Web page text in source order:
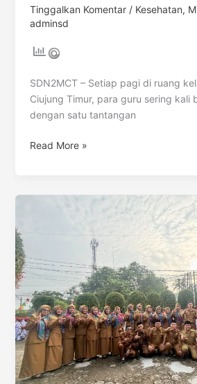
Tinggalkan Komentar / Kesehatan,
adminsd
SDN2MCT – Setiap pagi di ruang
Ciujung Timur, para guru sering kali
dengan satu tantangan
Read More »
Sarapan
Makronutrien:
Kunci
Rahasia
Ketajaman
Kognitif
Anak
SD